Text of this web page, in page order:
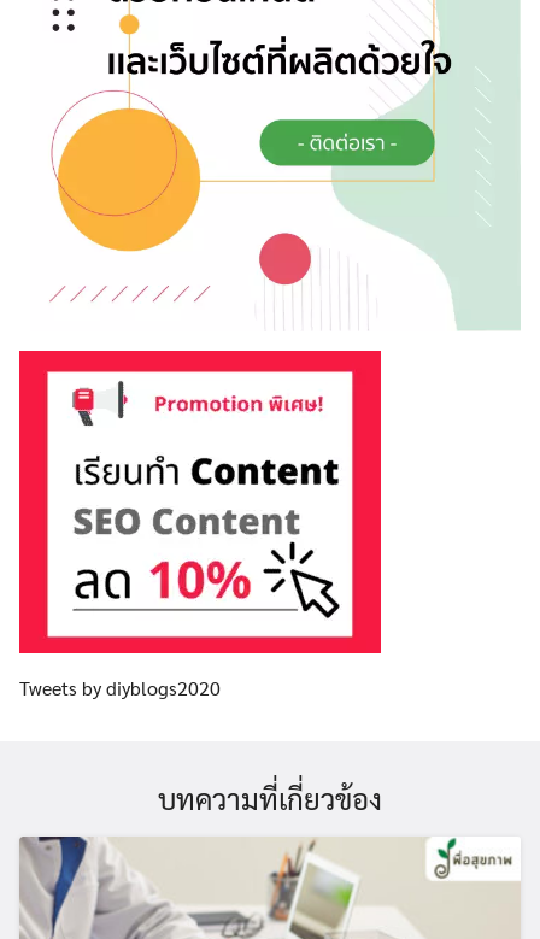
Tweets by diyblogs2020
บทความที่เกี่ยวข้อง